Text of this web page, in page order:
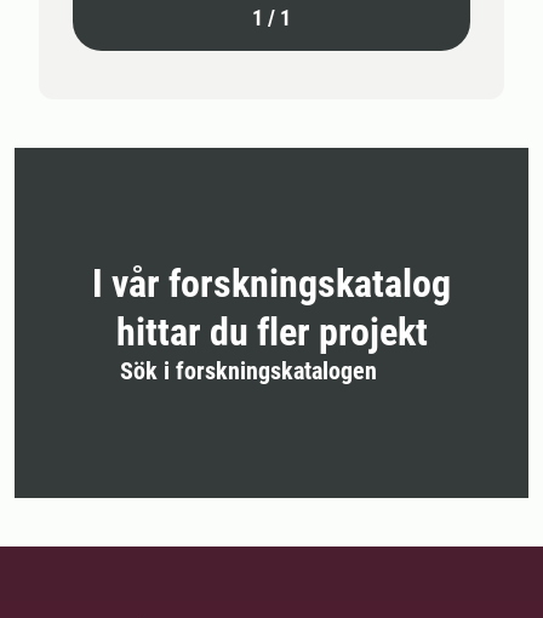
1 / 1
I vår forskningskatalog
hittar du fler projekt
Sök i forskningskatalogen